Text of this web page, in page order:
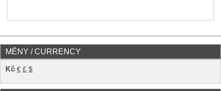
MĚNY / CURRENCY
Kč € £ $